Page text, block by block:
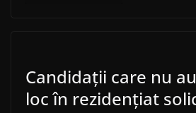
Candidaţii care nu
loc în rezidenţiat